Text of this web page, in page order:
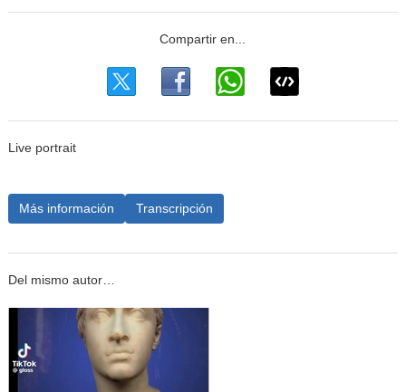
Live portrait
Más información Transcripción
Del mismo autor…